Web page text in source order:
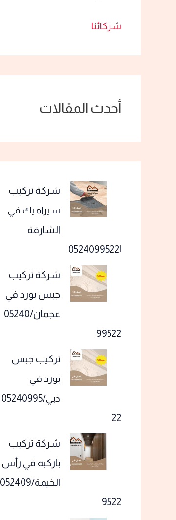
شركائنا
أحدث المقالات
شركة تركيب
سيراميك في
الشارقة
شركة تركيب
جبس بورد في
عجمان/05240
99522
تركيب جبس
بورد في
دبي/05240995
22
شركة تركيب
باركيه في رأس
الخيمة/052409
9522